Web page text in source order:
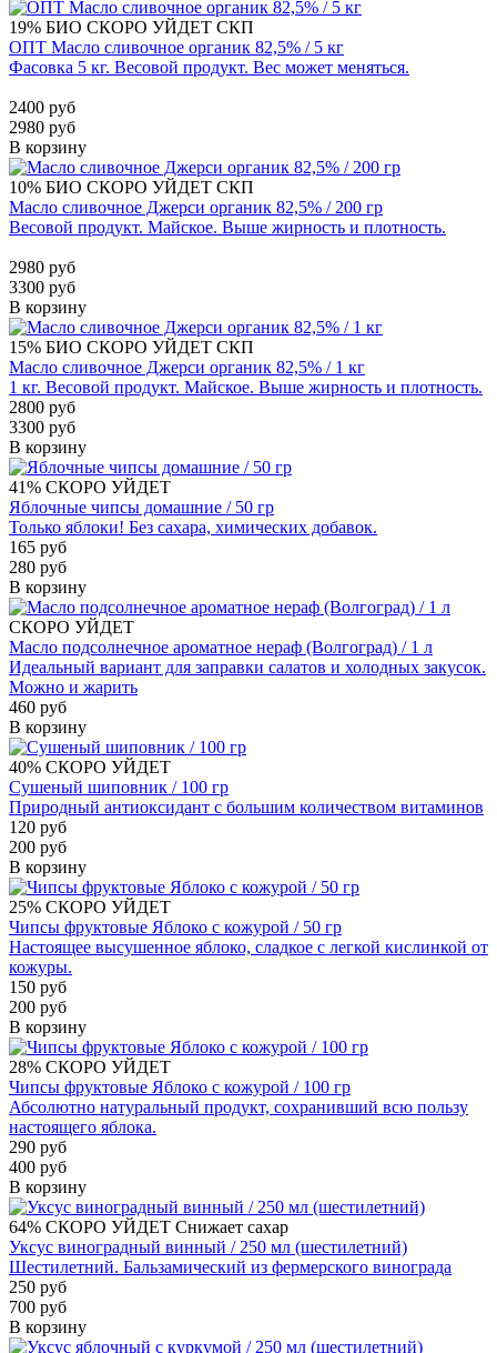
19% БИО СКОРО УЙДЕТ СКП
ОПТ Масло сливочное органик 82,5% / 5 кг
Фасовка 5 кг. Весовой продукт. Вес может меняться.
2400 руб
2980 руб
В корзину
10% БИО СКОРО УЙДЕТ СКП
Масло сливочное Джерси органик 82,5% / 200 гр
Весовой продукт. Майское. Выше жирность и плотность.
2980 руб
3300 руб
В корзину
15% БИО СКОРО УЙДЕТ СКП
Масло сливочное Джерси органик 82,5% / 1 кг
1 кг. Весовой продукт. Майское. Выше жирность и плотность.
2800 руб
3300 руб
В корзину
41% СКОРО УЙДЕТ
Яблочные чипсы домашние / 50 гр
Только яблоки! Без сахара, химических добавок.
165 руб
280 руб
В корзину
СКОРО УЙДЕТ
Масло подсолнечное ароматное нераф (Волгоград) / 1 л
Идеальный вариант для заправки салатов и холодных закусок.
Можно и жарить
460 руб
В корзину
40% СКОРО УЙДЕТ
Сушеный шиповник / 100 гр
Природный антиоксидант с большим количеством витаминов
120 руб
200 руб
В корзину
25% СКОРО УЙДЕТ
Чипсы фруктовые Яблоко с кожурой / 50 гр
Настоящее высушенное яблоко, сладкое с легкой кислинкой от
кожуры.
150 руб
200 руб
В корзину
28% СКОРО УЙДЕТ
Чипсы фруктовые Яблоко с кожурой / 100 гр
Абсолютно натуральный продукт, сохранивший всю пользу
настоящего яблока.
290 руб
400 руб
В корзину
64% СКОРО УЙДЕТ Снижает сахар
Уксус виноградный винный / 250 мл (шестилетний)
Шестилетний. Бальзамический из фермерского винограда
250 руб
700 руб
В корзину